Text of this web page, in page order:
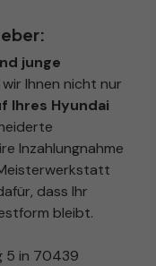
junge
Ihnen nicht nur
Ihres Hyundai
Inzahlungnahme
dass Ihr
bleibt.
5 in 70439